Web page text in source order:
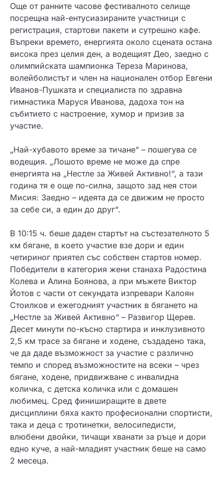
Още от ранните часове фестивалното селище
посрещна най-ентусиазираните участници с
регистрация, стартови пакети и сутрешно кафе.
Въпреки времето, енергията около сцената остана
висока през целия ден, а водещият Део, заедно с
олимпийската шампионка Тереза Маринова,
волейболистът и член на национален отбор Евгени
Иванов-Пушката и специалиста по здравна
гимнастика Маруся Иванова, дадоха тон на
събитието с настроение, хумор и призив за
участие.
„Най-хубавото време за тичане“ – пошегува се
водещия. „Лошото време не може да спре
енергията на „Нестле за Живей Активно!“, а тази
година тя е още по-силна, защото зад нея стои
Мисия: Заедно – идеята да се движим не просто
за себе си, а един до друг“.
В 10:15 ч. беше даден стартът на състезателното 5
км бягане, в което участие взе дори и един
четириног приятел със собствен стартов номер.
Победители в категория жени станаха Радостина
Колева и Алина Боянова, а при мъжете Виктор
Йотов с части от секундата изпревари Калоян
Стоилков и ежегодният участник в бягането на
„Нестле за Живей Активно“ – Развигор Щерев.
Десет минути по-късно стартира и инклузивното
2,5 км трасе за бягане и ходене, създадено така,
че да даде възможност за участие с различно
темпо и според възможностите на всеки – чрез
бягане, ходене, придвижване с инвалидна
количка, с детска количка или с домашен
любимец. Сред финиширащите в двете
дисциплини бяха както професионални спортисти,
така и деца с тротинетки, велосипедисти,
влюбени двойки, тичащи хванати за ръце и дори
едно куче, а най-младият участник беше на само
2 месеца.